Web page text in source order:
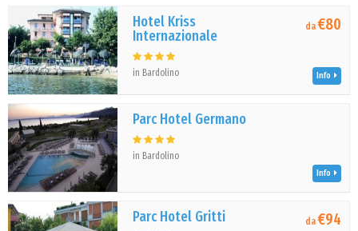
Hotel Kriss
Internazionale
in Bardolino
da€80
Info
Parc Hotel Germano
in Bardolino
Info
Parc Hotel Gritti da€94